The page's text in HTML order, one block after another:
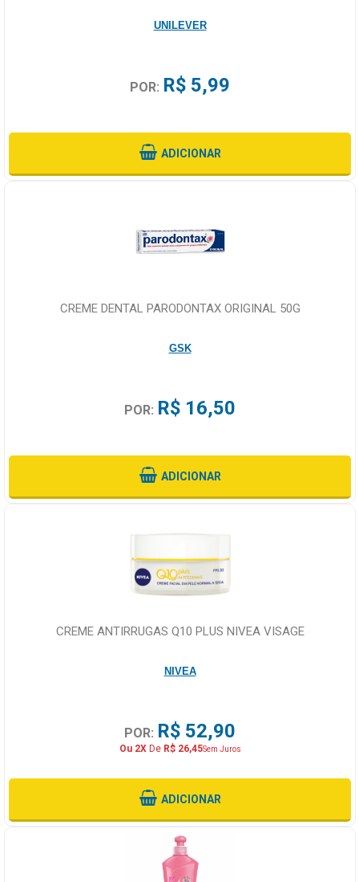
UNILEVER
POR: R$ 5,99
ADICIONAR
CREME DENTAL PARODONTAX ORIGINAL 50G
GSK
POR: R$ 16,50
ADICIONAR
CREME ANTIRRUGAS Q10 PLUS NIVEA VISAGE
NIVEA
POR: R$ 52,90
Ou 2XDe R$ 26,45Sem Juros
ADICIONAR